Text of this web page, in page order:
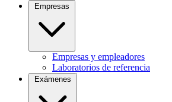
Empresas y empleadores
Laboratorios de referencia